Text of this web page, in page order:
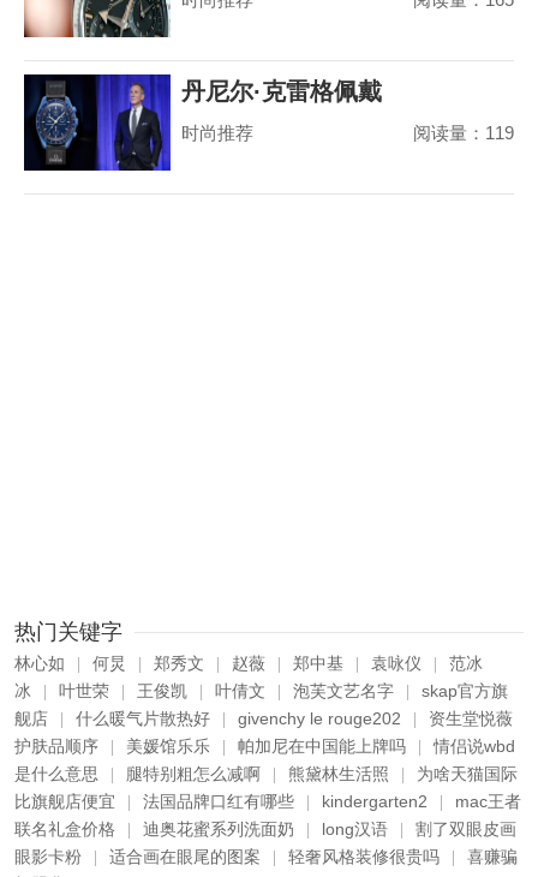
丹尼尔·克雷格佩戴
MoonSwatch 出席美国国
时尚推荐 阅读量：119
热门关键字
林心如 何炅 郑秀文 赵薇 郑中基 袁咏仪
范冰
冰
叶世荣 王俊凯 叶倩文 泡芙文艺名字
skap官方旗
舰店
什么暖气片散热好 givenchy le rouge202
资生堂悦薇
护肤品顺序
美媛馆乐乐 帕加尼在中国能上牌吗
情侣说wbd
是什么意思
腿特别粗怎么减啊 熊黛林生活照
为啥天猫国际
比旗舰店便宜
法国品牌口红有哪些 kindergarten2
mac王者
联名礼盒价格
迪奥花蜜系列洗面奶 long汉语
割了双眼皮画
眼影卡粉
适合画在眼尾的图案 轻奢风格装修很贵吗
喜赚骗